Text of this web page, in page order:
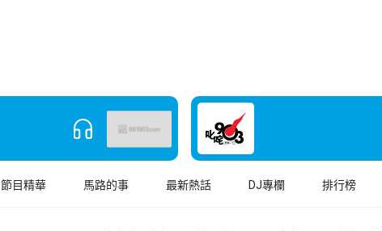
節目精華 馬路的事 最新熱話 DJ專欄 排行榜